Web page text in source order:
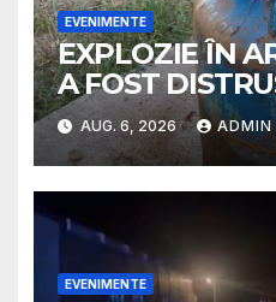
EVENIMENTE
EXPLOZIE ÎN
A FOST
PROPRIETARA
ARSURI GRAVE
AUG. 6, 2026 ADMIN
EVENIMENTE